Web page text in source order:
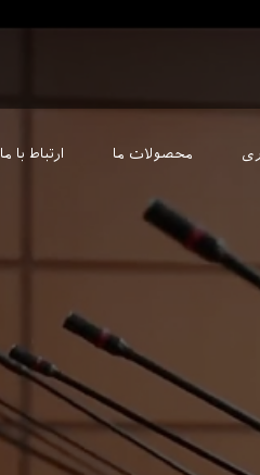
محصولات ما ارتباط با ما